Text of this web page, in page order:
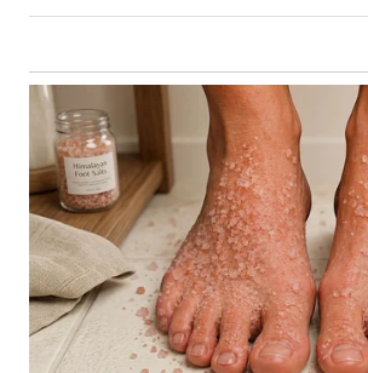
WN
WN
KALTENG
WN
KALTARA
WN
KALSEL